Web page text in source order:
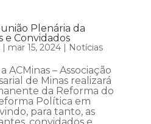
Plenária da
e Convidados
| mar 15, 2024| Notícias
ACMinas – Associação
de Minas realizará
da Reforma do
Política em
para tanto, as